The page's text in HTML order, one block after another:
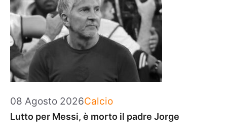
08 Agosto 2026Categorie
Calcio
Lutto per Messi, è morto il padre Jorge